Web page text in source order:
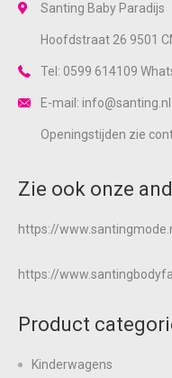
Santing Baby Paradijs
Hoofdstraat 26 9501
Tel: 0599 614109
E-mail: info@santing.nl
Openingstijden zie
Zie ook onze
https://
https://
Product
Kinderwagens